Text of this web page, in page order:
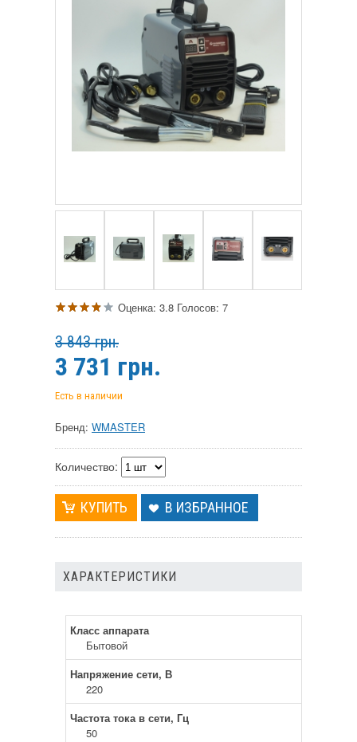
Оценка: 3.8 Голосов: 7
3 843 грн.
3 731 грн.
Есть в наличии
Бренд: WMASTER
Количество:
В ИЗБРАННОЕ
ХАРАКТЕРИСТИКИ
Класс аппарата
Бытовой
Напряжение сети, В
220
Частота тока в сети, Гц
50